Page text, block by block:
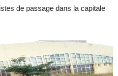
de passage dans la capitale